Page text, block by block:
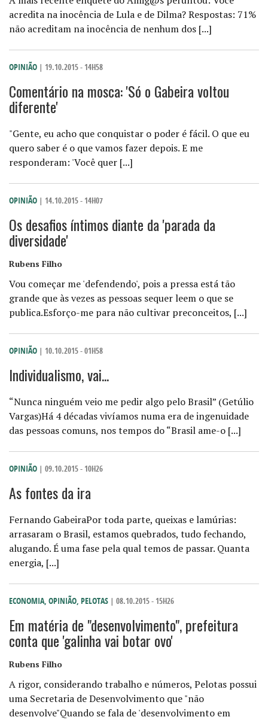
acredita na inocência de Lula e de Dilma? Respostas: 71%
não acreditam na inocência de nenhum dos [...]
OPINIÃO | 19.10.2015 - 14H58
Comentário na mosca: 'Só o Gabeira voltou
diferente'
"Gente, eu acho que conquistar o poder é fácil. O que eu
quero saber é o que vamos fazer depois. E me
responderam: 'Você quer [...]
OPINIÃO | 14.10.2015 - 14H07
Os desafios íntimos diante da 'parada da
diversidade'
Rubens Filho
Vou começar me 'defendendo', pois a pressa está tão
grande que às vezes as pessoas sequer leem o que se
publica.Esforço-me para não cultivar preconceitos, [...]
OPINIÃO | 10.10.2015 - 01H58
Individualismo, vai...
“Nunca ninguém veio me pedir algo pelo Brasil” (Getúlio
Vargas)Há 4 décadas vivíamos numa era de ingenuidade
das pessoas comuns, nos tempos do “Brasil ame-o [...]
OPINIÃO | 09.10.2015 - 10H26
As fontes da ira
Fernando GabeiraPor toda parte, queixas e lamúrias:
arrasaram o Brasil, estamos quebrados, tudo fechando,
alugando. É uma fase pela qual temos de passar. Quanta
energia, [...]
ECONOMIA, OPINIÃO, PELOTAS | 08.10.2015 - 15H26
Em matéria de "desenvolvimento", prefeitura
conta que 'galinha vai botar ovo'
Rubens Filho
A rigor, considerando trabalho e números, Pelotas possui
uma Secretaria de Desenvolvimento que "não
desenvolve"Quando se fala de 'desenvolvimento em